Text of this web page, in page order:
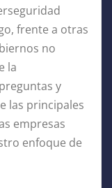
frente a otras
no
la
y
las principales
empresas
enfoque de